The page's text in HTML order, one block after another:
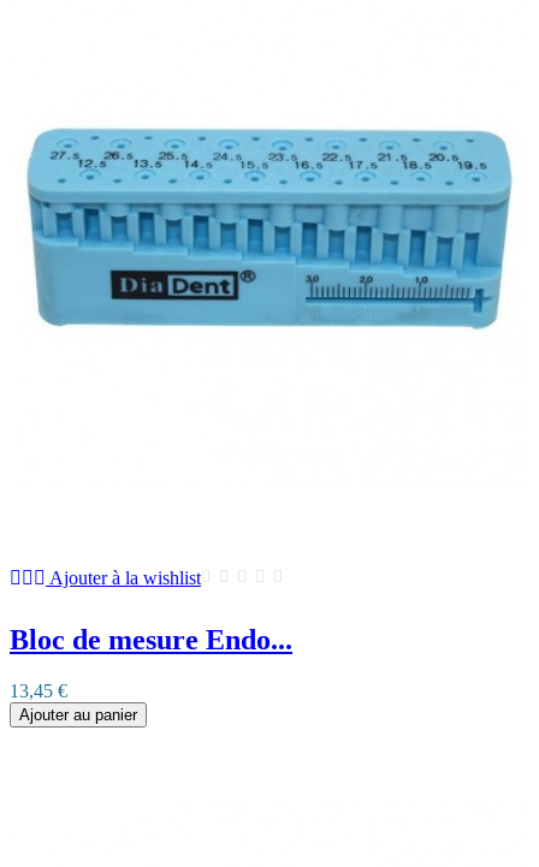
Ajouter à la wishlist
Bloc de mesure Endo...
13,45 €
Ajouter au panier